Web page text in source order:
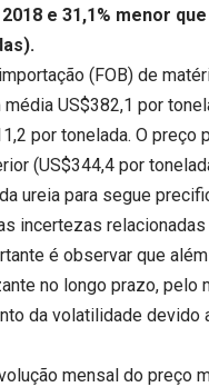
e 31,1% menor
(FOB) de
US$382,1 por
por tonelada. O
(US$344,4 por
ureia para segue
incertezas
é observar que
no longo prazo, pelo
da volatilidade
mensal do preço